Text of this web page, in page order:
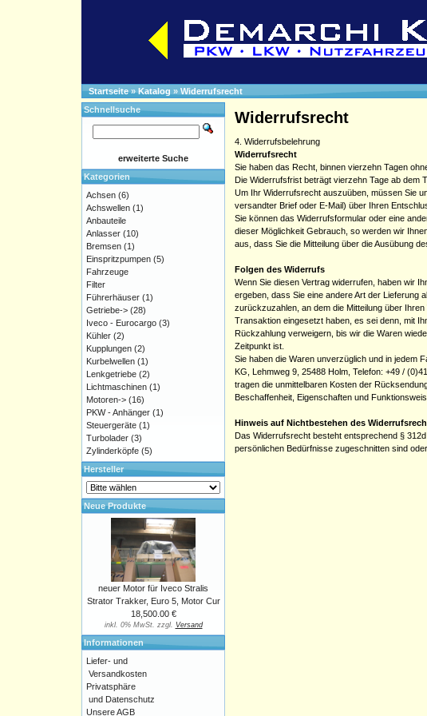
Startseite»Katalog » Widerrufsrecht
Widerrufsrecht
4. Widerrufsbelehrung
Widerrufsrecht
Sie haben das Recht, binnen vierzehn Tagen
Die Widerrufsfrist beträgt vierzehn Tage ab dem
Um Ihr Widerrufsrecht auszuüben, müssen Sie
versandter Brief oder E-Mail) über Ihren
Sie können das Widerrufsformular oder eine
dieser Möglichkeit Gebrauch, so werden wir
aus, dass Sie die Mitteilung über die Ausübung
Folgen des Widerrufs
Wenn Sie diesen Vertrag widerrufen, haben wir
ergeben, dass Sie eine andere Art der Lieferung
zurückzuzahlen, an dem die Mitteilung über
Transaktion eingesetzt haben, es sei denn, mit
Rückzahlung verweigern, bis wir die Waren
Zeitpunkt ist.
Sie haben die Waren unverzüglich und in jedem
KG, Lehmweg 9, 25488 Holm, Telefon: +49 /
tragen die unmittelbaren Kosten der
Beschaffenheit, Eigenschaften und
Hinweis auf Nichtbestehen des
Das Widerrufsrecht besteht entsprechend §
persönlichen Bedürfnisse zugeschnitten sind
Schnellsuche
erweiterte Suche
Kategorien
Achsen (6)
Achswellen (1)
Anbauteile
Anlasser (10)
Bremsen (1)
Einspritzpumpen (5)
Fahrzeuge
Filter
Führerhäuser (1)
Getriebe-> (28)
Iveco - Eurocargo (3)
Kühler (2)
Kupplungen (2)
Kurbelwellen (1)
Lenkgetriebe (2)
Lichtmaschinen (1)
Motoren-> (16)
PKW - Anhänger (1)
Steuergeräte (1)
Turbolader (3)
Zylinderköpfe (5)
Hersteller
Neue Produkte
neuer Motor für Iveco Stralis
Strator Trakker, Euro 5, Motor Cur
18,500.00 €
inkl. 0% MwSt. zzgl. Versand
Informationen
Liefer- und
Versandkosten
Privatsphäre
und Datenschutz
Unsere AGB